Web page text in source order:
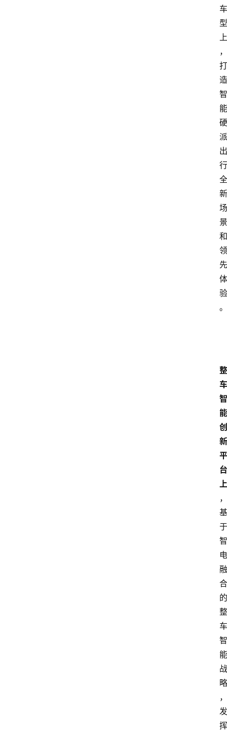
车
型
上
，
打
造
智
能
硬
派
出
行
全
新
场
景
和
领
先
体
验
。
整
车
智
能
创
新
平
台
上
，
基
于
智
电
融
合
的
整
车
智
能
战
略
，
发
挥